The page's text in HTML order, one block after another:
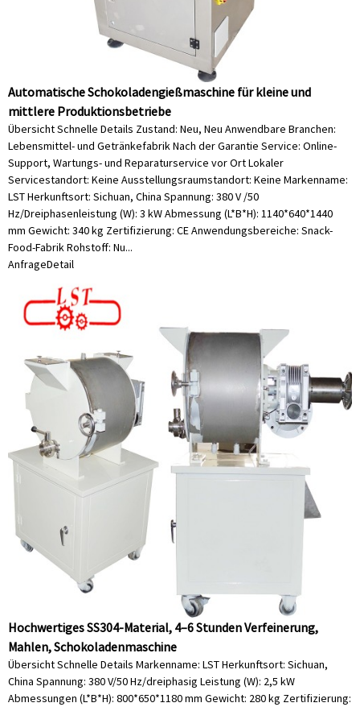
Automatische Schokoladengießmaschine für kleine und
mittlere Produktionsbetriebe
Übersicht Schnelle Details Zustand: Neu, Neu Anwendbare Branchen:
Lebensmittel- und Getränkefabrik Nach der Garantie Service: Online-
Support, Wartungs- und Reparaturservice vor Ort Lokaler
Servicestandort: Keine Ausstellungsraumstandort: Keine Markenname:
LST Herkunftsort: Sichuan, China Spannung: 380 V /50
Hz/Dreiphasenleistung (W): 3 kW Abmessung (L*B*H): 1140*640*1440
mm Gewicht: 340 kg Zertifizierung: CE Anwendungsbereiche: Snack-
Food-Fabrik Rohstoff: Nu...
AnfrageDetail
Hochwertiges SS304-Material, 4–6 Stunden Verfeinerung,
Mahlen, Schokoladenmaschine
Übersicht Schnelle Details Markenname: LST Herkunftsort: Sichuan,
China Spannung: 380 V/50 Hz/dreiphasig Leistung (W): 2,5 kW
Abmessungen (L*B*H): 800*650*1180 mm Gewicht: 280 kg Zertifizierung: